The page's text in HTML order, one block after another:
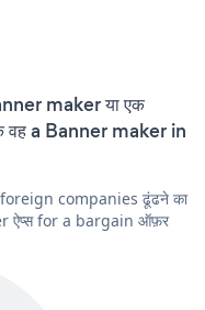
maker या एक
वह a Banner maker in
foreign companies ढूंढने का
ऐप्स for a bargain ऑफ़र